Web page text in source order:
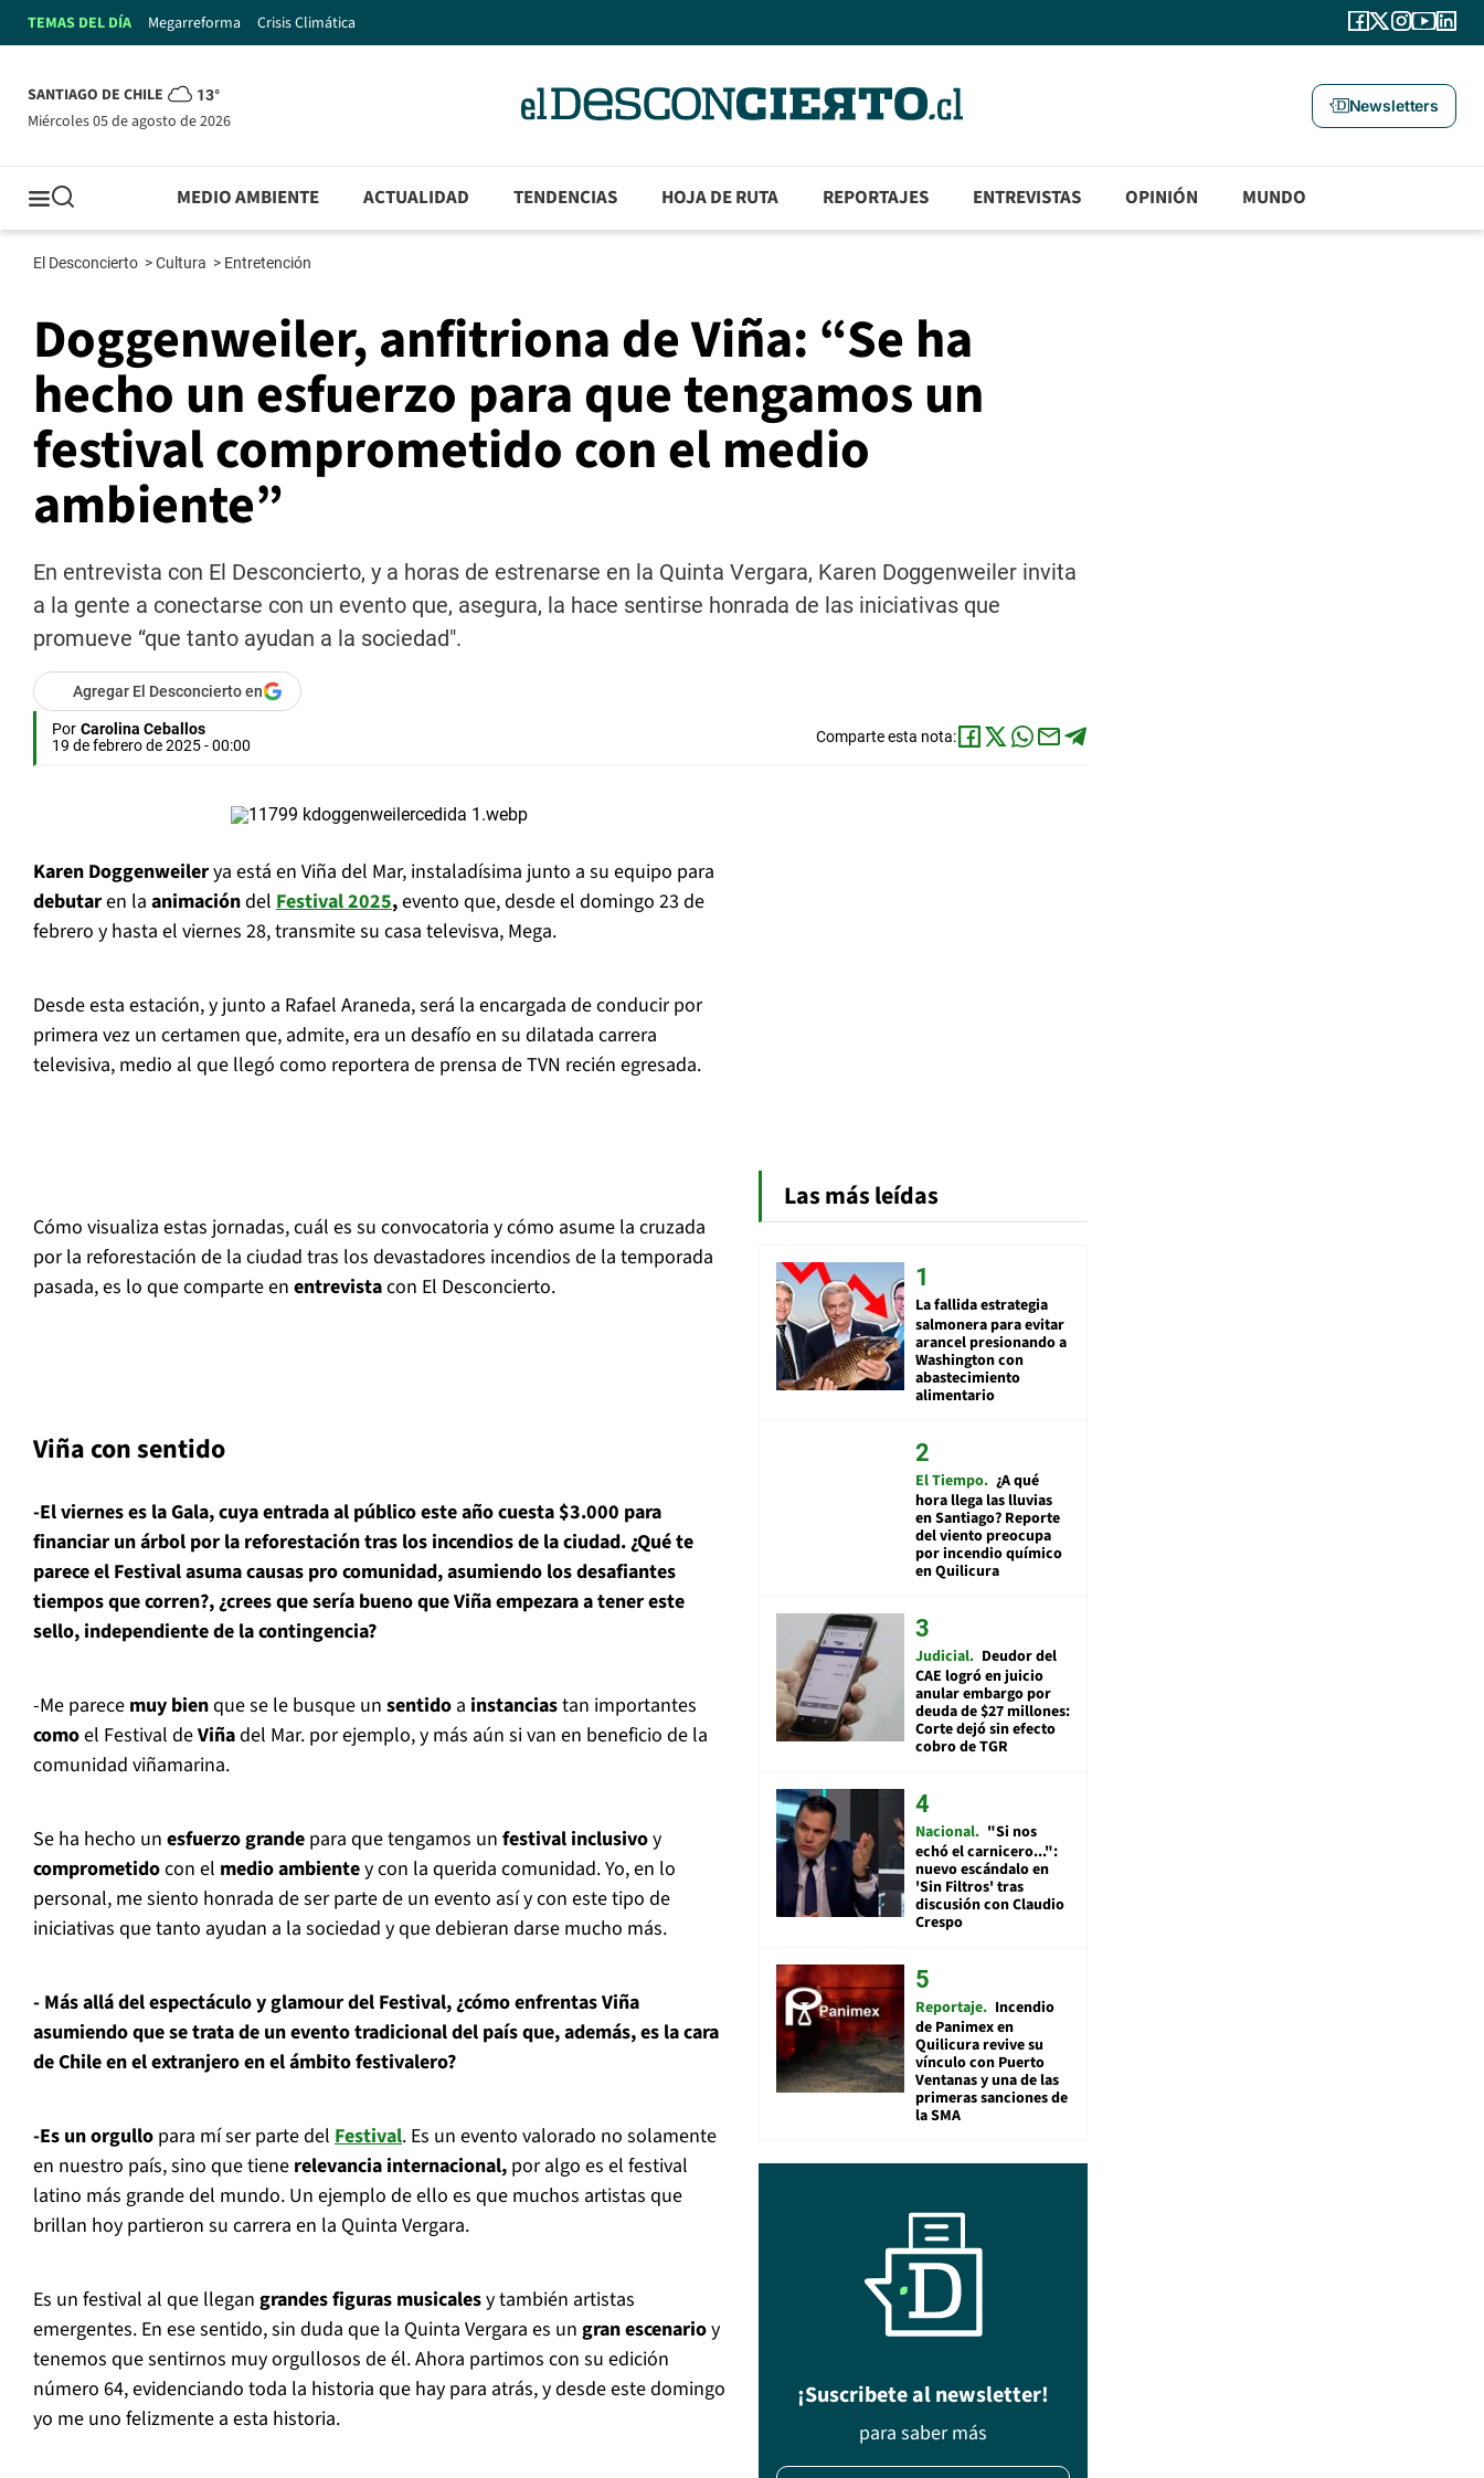
TEMAS DEL DÍA Megarreforma Crisis Climática
SANTIAGO DE CHILE 13°
miércoles 05 de agosto de 2026
Newsletters
MEDIO AMBIENTE ACTUALIDAD TENDENCIAS HOJA DE RUTA REPORTAJES ENTREVISTAS OPINIÓN MUNDO
El Desconcierto >Cultura > Entretención
Doggenweiler, anfitriona de Viña: “Se ha
hecho un esfuerzo para que tengamos un
festival comprometido con el medio
ambiente”
En entrevista con El Desconcierto, y a horas de estrenarse en la Quinta Vergara, Karen Doggenweiler invita
a la gente a conectarse con un evento que, asegura, la hace sentirse honrada de las iniciativas que
promueve “que tanto ayudan a la sociedad".
Agregar El Desconcierto en
Por Carolina Ceballos
19 de febrero de 2025 - 00:00
Comparte esta nota:
Karen Doggenweilerya está en Viña del Mar, instaladísima junto a su equipo para
debutaren la animacióndel Festival 2025,evento que, desde el domingo 23 de
febrero y hasta el viernes 28, transmite su casa televisva, Mega.
Desde esta estación, y junto a Rafael Araneda, será la encargada de conducir por
primera vez un certamen que, admite, era un desafío en su dilatada carrera
televisiva, medio al que llegó como reportera de prensa de TVN recién egresada.
Cómo visualiza estas jornadas, cuál es su convocatoria y cómo asume la cruzada
por la reforestación de la ciudad tras los devastadores incendios de la temporada
pasada, es lo que comparte en entrevistacon El Desconcierto.
Viña con sentido
-El viernes es la Gala, cuya entrada al público este año cuesta $3.000 para
financiar un árbol por la reforestación tras los incendios de la ciudad. ¿Qué te
parece el Festival asuma causas pro comunidad, asumiendo los desafiantes
tiempos que corren?, ¿crees que sería bueno que Viña empezara a tener este
sello, independiente de la contingencia?
-Me parece muy bienque se le busque un sentido a instanciastan importantes
comoel Festival deViñadel Mar. por ejemplo, y más aún si van en beneficio de la
comunidad viñamarina.
Se ha hecho un esfuerzo grande para que tengamos un festival inclusivoy
comprometidocon el medio ambientey con la querida comunidad. Yo, en lo
personal, me siento honrada de ser parte de un evento así y con este tipo de
iniciativas que tanto ayudan a la sociedad y que debieran darse mucho más.
- Más allá del espectáculo y glamour del Festival, ¿cómo enfrentas Viña
asumiendo que se trata de un evento tradicional del país que, además, es la cara
de Chile en el extranjero en el ámbito festivalero?
-Es un orgullo para mí ser parte del Festival. Es un evento valorado no solamente
en nuestro país, sino que tiene relevancia internacional, por algo es el festival
latino más grande del mundo. Un ejemplo de ello es que muchos artistas que
brillan hoy partieron su carrera en la Quinta Vergara.
Es un festival al que llegan grandes figuras musicalesy también artistas
emergentes. En ese sentido, sin duda que la Quinta Vergara es un gran escenarioy
tenemos que sentirnos muy orgullosos de él. Ahora partimos con su edición
número 64, evidenciando toda la historia que hay para atrás, y desde este domingo
yo me uno felizmente a esta historia.
Las más leídas
La fallida estrategia
salmonera para evitar
arancel presionando a
Washington con
abastecimiento
alimentario
El Tiempo ¿A qué
hora llega las lluvias
en Santiago? Reporte
del viento preocupa
por incendio químico
en Quilicura
Judicial Deudor del
CAE logró en juicio
anular embargo por
deuda de $27 millones:
Corte dejó sin efecto
cobro de TGR
Nacional "Si nos
echó el carnicero...":
nuevo escándalo en
'Sin Filtros' tras
discusión con Claudio
Crespo
Reportaje Incendio
de Panimex en
Quilicura revive su
vínculo con Puerto
Ventanas y una de las
primeras sanciones de
la SMA
¡Suscribete al newsletter!
para saber más